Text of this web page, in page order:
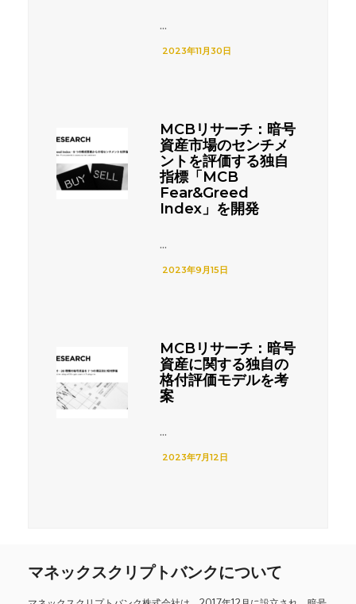
...
2023年11月30日
MCBリサーチ：暗号
資産市場のセンチメ
ントを評価する独自
指標「MCB
Fear&Greed
Index」を開発
...
2023年9月15日
MCBリサーチ：暗号
資産に関する独自の
格付評価モデルを考
案
...
2023年7月12日
マネックスクリプトバンクについて